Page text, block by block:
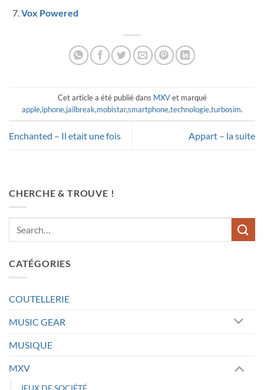
Vox Powered
Cet article a été publié dans MXVet marqué
apple,iphone,jailbreak,mobistar,smartphone,technologie,turbosim.
Enchanted – Il etait une fois Appart – la suite
CHERCHE & TROUVE !
CATÉGORIES
COUTELLERIE
MUSIC GEAR
MUSIQUE
MXV
JEUX DE SOCIÉTÉ